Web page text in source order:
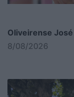
Oliveirense
8/08/2026